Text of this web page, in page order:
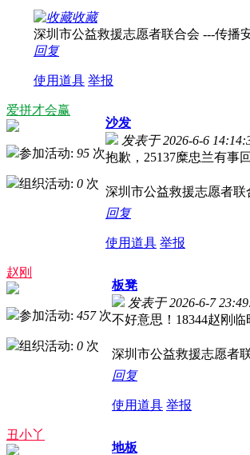
收藏
深圳市公益救援志愿者联合会 ---传播
回复
使用道具 举报
爱拼才会赢
参加活动: 95 次
组织活动: 0 次
沙发
发表于 2026-6-6
抱歉，25137糜忠兰有事
深圳市公益救援志愿者联
回复
使用道具 举报
赵刚
参加活动: 457 次
组织活动: 0 次
板凳
发表于 2026-6-7
不好意思！18344赵刚
深圳市公益救援志愿者
回复
使用道具 举报
丑小丫
地板